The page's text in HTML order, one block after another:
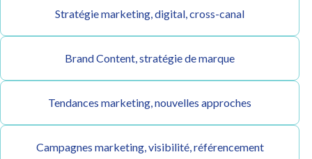
Stratégie marketing, digital, cross-canal
Brand Content, stratégie de marque
Tendances marketing, nouvelles approches
Campagnes marketing, visibilité, référencement